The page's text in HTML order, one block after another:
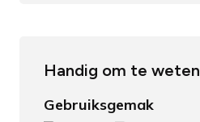
Handig om te weten
Gebruiksgemak